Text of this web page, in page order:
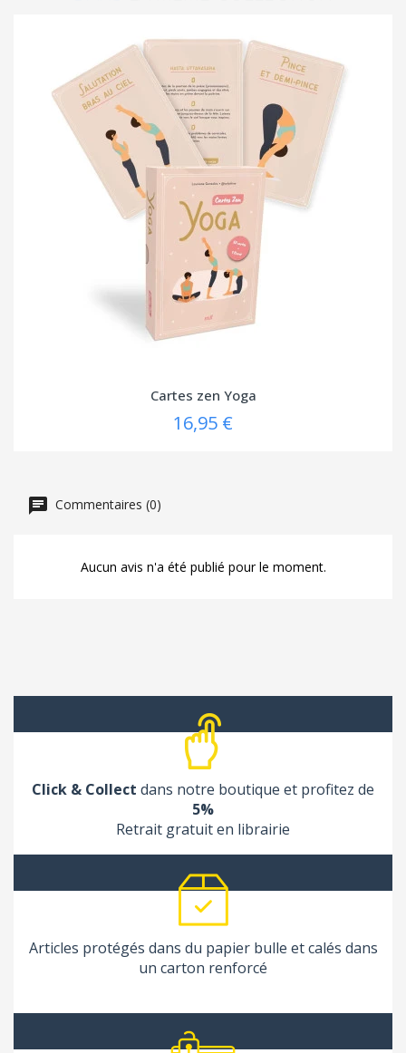
Cartes zen Yoga
16,95 €
Commentaires (0)
Aucun avis n'a été publié pour le moment.
Click & Collect dans notre boutique et profitez de
5%
Retrait gratuit en librairie
Articles protégés dans du papier bulle et calés dans
un carton renforcé